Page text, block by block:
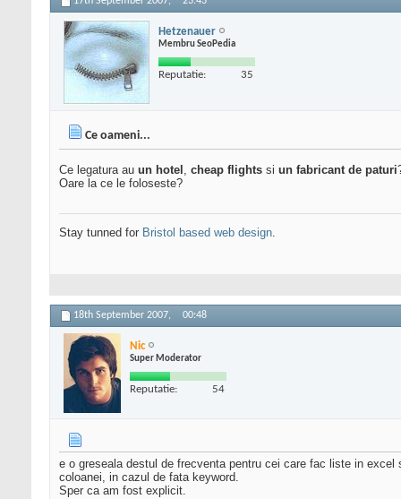
Hetzenauer
Membru SeoPedia
Reputatie: 35
Ce oameni...
Ce legatura au un hotel , cheap flights si un fabricant de paturi
Oare la ce le foloseste?
Stay tunned for Bristol based web design.
18th September 2007, 00:48
Nic
Super Moderator
Reputatie: 54
e o greseala destul de frecventa pentru cei care fac liste in
coloanei, in cazul de fata keyword.
Sper ca am fost explicit.